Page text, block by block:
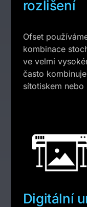
rozlišení
Ofset
kombinace
ve velmi
často
sítotiskem
Digitální